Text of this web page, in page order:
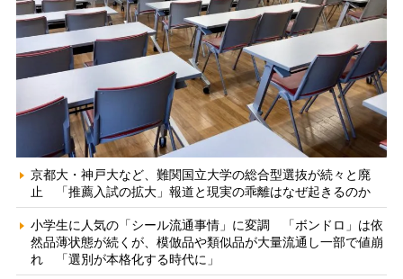
京都大・神戸大など、難関国立大学の総合型選抜が続々と廃
止 「推薦入試の拡大」報道と現実の乖離はなぜ起きるのか
小学生に人気の「シール流通事情」に変調 「ボンドロ」は依
然品薄状態が続くが、模倣品や類似品が大量流通し一部で値崩
れ 「選別が本格化する時代に」